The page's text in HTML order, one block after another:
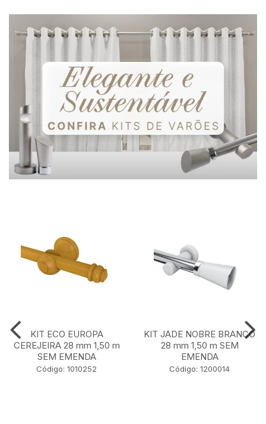
KIT ECO EUROPA
CEREJEIRA 28 mm 1,50 m
SEM EMENDA
Código: 1010252
KIT JADE NOBRE BRANCO
28 mm 1,50 m SEM
EMENDA
Código: 1200014